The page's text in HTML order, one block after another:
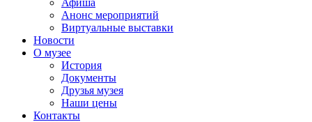
Афиша
Анонс мероприятий
Виртуальные выставки
Новости
О музее
История
Документы
Друзья музея
Наши цены
Контакты